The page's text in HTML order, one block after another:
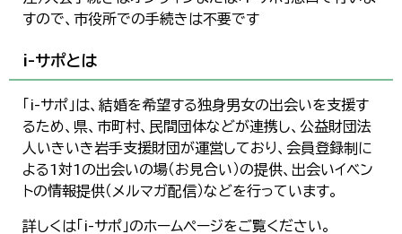
すので、市役所での手続きは不要です
i-サポとは
「i-サポ」は、結婚を希望する独身男女の出会いを支援す
るため、県、市町村、民間団体などが連携し、公益財団法
人いきいき岩手支援財団が運営しており、会員登録制に
よる1対1の出会いの場（お見合い）の提供、出会いイベン
トの情報提供（メルマガ配信）などを行っています。
詳しくは「i-サポ」のホームページをご覧ください。